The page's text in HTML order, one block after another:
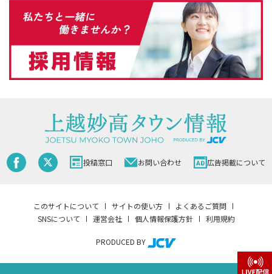
投稿窓口 お問い合わせ 広告掲載について
このサイトについて サイトの使い方
よくあるご質問
SNSについて
運営会社 個人情報保護方針 利用規約
PRODUCED BY